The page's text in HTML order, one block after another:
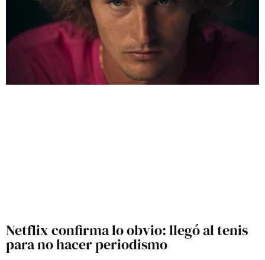
Netflix confirma lo obvio: llegó al tenis
para no hacer periodismo